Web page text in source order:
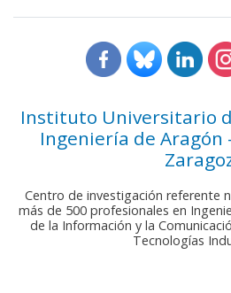
Instituto Universitario
Ingeniería de Aragón
Centro de investigación referente
más de 500 profesionales en
de la Información y la
Tecnologías